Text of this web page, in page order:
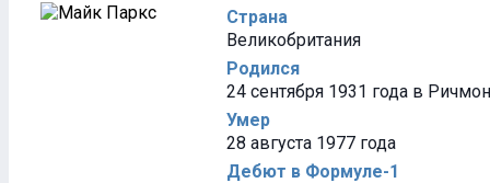
Страна
Великобритания
Родился
24 сентября 1931 года в
Умер
28 августа 1977 года
Дебют в Формуле-1